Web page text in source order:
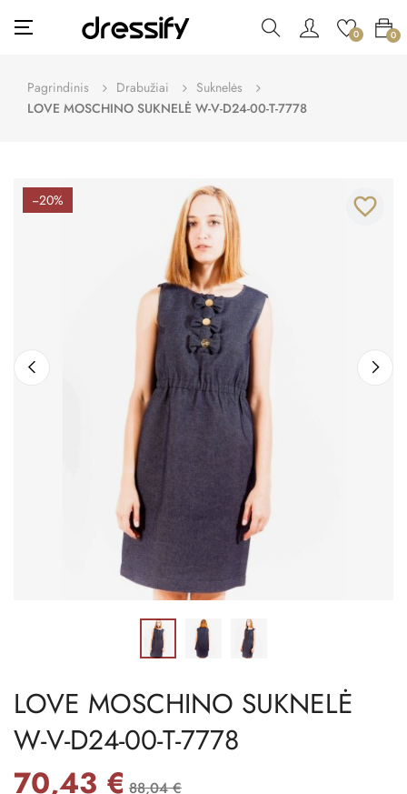
Toggle
navigation
☰ 0 0
Pagrindinis Drabužiai
Suknelės
LOVE MOSCHINO SUKNELĖ W-V-D24-00-T-7778
−20% favorite_border
LOVE MOSCHINO SUKNELĖ
W-V-D24-00-T-7778
70,43 € 88,04 €